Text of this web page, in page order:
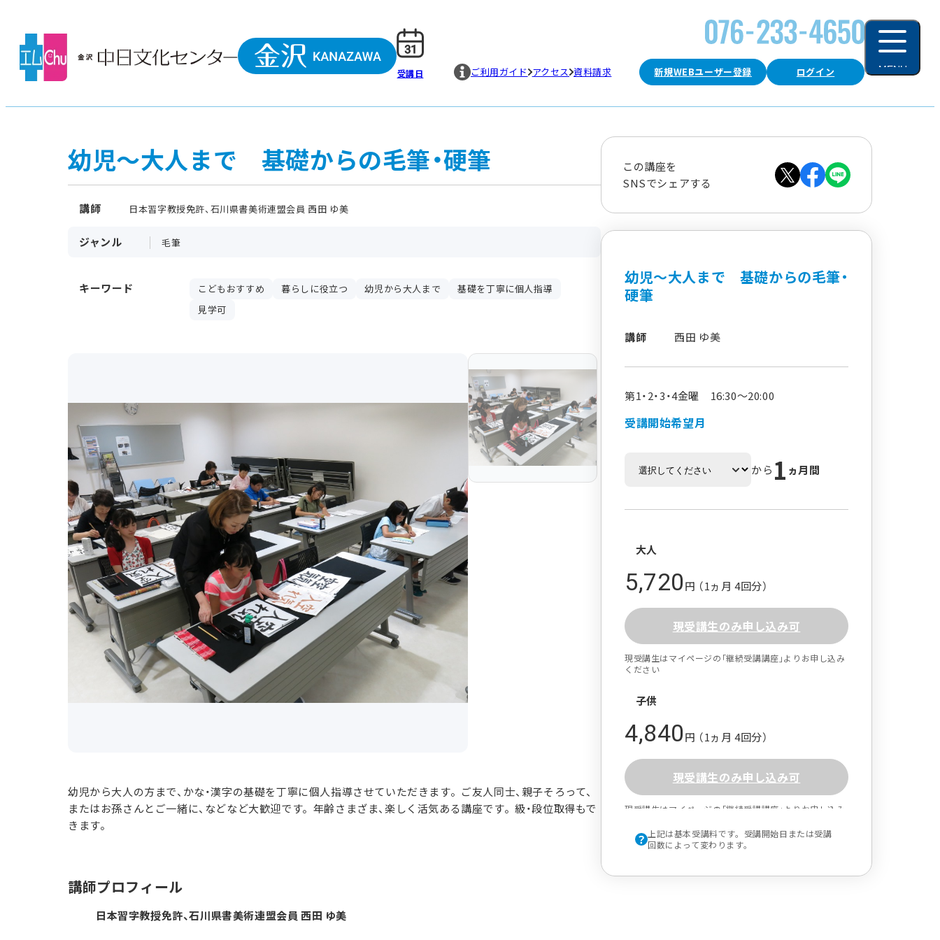
受講日 新規WEBユーザー登録 ログイン
ご利用ガイド アクセス 資料請求 MENU
幼児～大人まで 基礎からの毛筆・硬筆
講師 日本習字教授免許、石川県書美術連盟会員 西田 ゆ美
ジャンル 毛筆
キーワード こどもおすすめ 暮らしに役立つ 幼児から大人まで
基礎を丁寧に個人指導
見学可
幼児から大人の方まで、かな・漢字の基礎を丁寧に個人指導させていただきます。ご友人同士、親子そろって、
またはお孫さんとご一緒に、などなど大歓迎です。年齢さまざま、楽しく活気ある講座です。級・段位取得もで
きます。
講師プロフィール
日本習字教授免許、石川県書美術連盟会員 西田 ゆ美
この講座を
SNSでシェアする
幼児～大人まで 基礎からの毛筆・
硬筆
講師 西田 ゆ美
第1・2・3・4金曜 16:30～20:00
受講開始希望月
から 1 ヵ月間
大人
5,720円 （1ヵ月 4回分）
現受講生のみ申し込み可
現受講生はマイページの｢継続受講講座｣よりお申し込み
ください
子供
4,840円 （1ヵ月 4回分）
現受講生のみ申し込み可
現受講生はマイページの｢継続受講講座｣よりお申し込み
上記は基本受講料です。受講開始日または受講
回数によって変わります。